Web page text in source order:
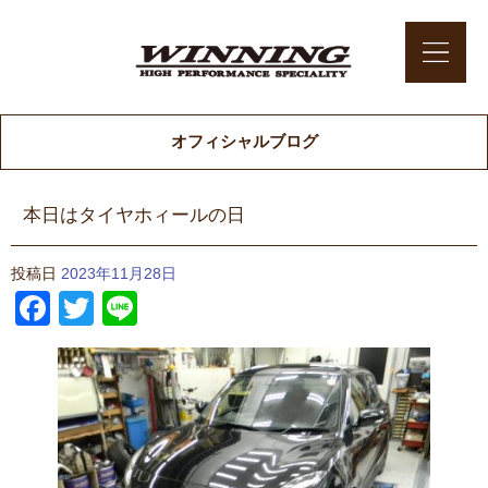
オフィシャルブログ
本日はタイヤホィールの日
投稿日 2023年11月28日
Facebook
Twitter